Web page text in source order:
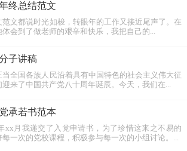
终总结范文
文都说时光如梭，转眼年的工作又接近尾声了。在
会到了做老师的艰辛和快乐，我把自己的...
子讲稿
当全国各族人民沿着具有中国特色的社会主义伟大征
来了中国共产党八十周年诞辰。今天，我们在...
承若书范本
xx月我递交了入党申请书，为了珍惜这来之不易的
一次的党校课程，积极参与每一次的小组讨论。...